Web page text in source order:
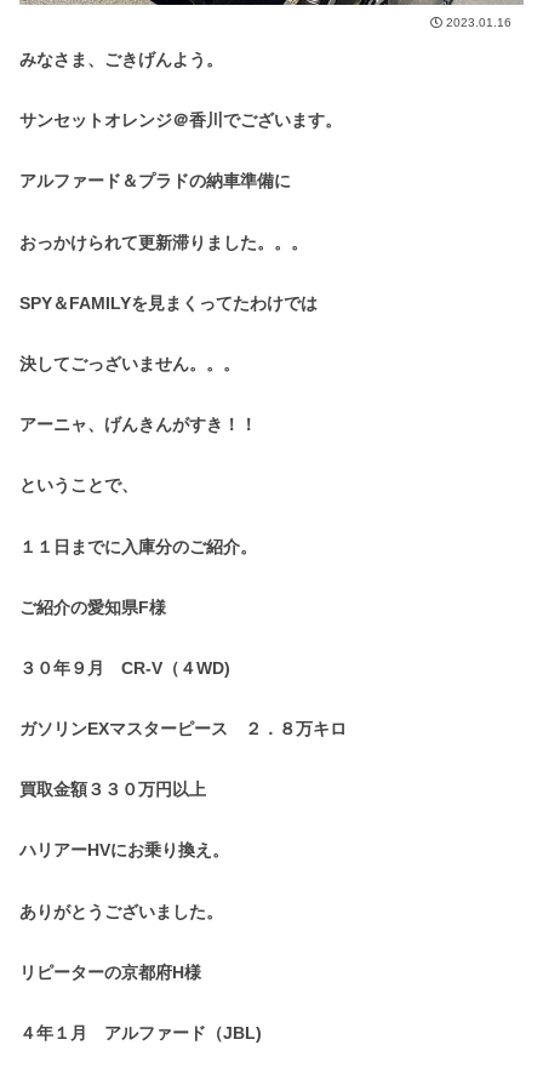
2023.01.16
みなさま、ごきげんよう。
サンセットオレンジ＠香川でございます。
アルファード＆プラドの納車準備に
おっかけられて更新滞りました。。。
SPY＆FAMILYを見まくってたわけでは
決してごっざいません。。。
アーニャ、げんきんがすき！！
ということで、
１１日までに入庫分のご紹介。
ご紹介の愛知県F様
３０年９月 CR-V（４WD)
ガソリンEXマスターピース ２．８万キロ
買取金額３３０万円以上
ハリアーHVにお乗り換え。
ありがとうございました。
リピーターの京都府H様
４年１月 アルファード（JBL)